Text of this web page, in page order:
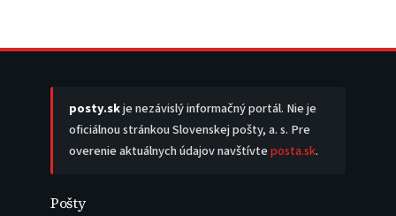
posty.skje nezávislý informačný portál. Nie je
oficiálnou stránkou Slovenskej pošty, a. s. Pre
overenie aktuálnych údajov navštívteposta.sk.
Pošty